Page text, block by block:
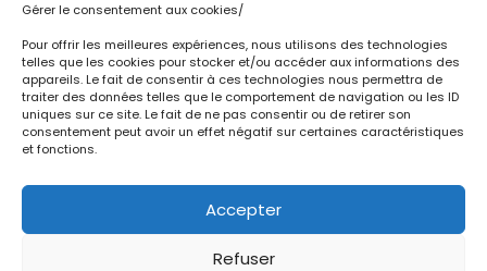
Gérer le consentement aux cookies/
Pour offrir les meilleures expériences, nous utilisons des technologies
telles que les cookies pour stocker et/ou accéder aux informations des
appareils. Le fait de consentir à ces technologies nous permettra de
traiter des données telles que le comportement de navigation ou les ID
uniques sur ce site. Le fait de ne pas consentir ou de retirer son
consentement peut avoir un effet négatif sur certaines caractéristiques
et fonctions.
Accepter
Refuser
Informations
.Qui sommes-nous
.Politique de confidentialité